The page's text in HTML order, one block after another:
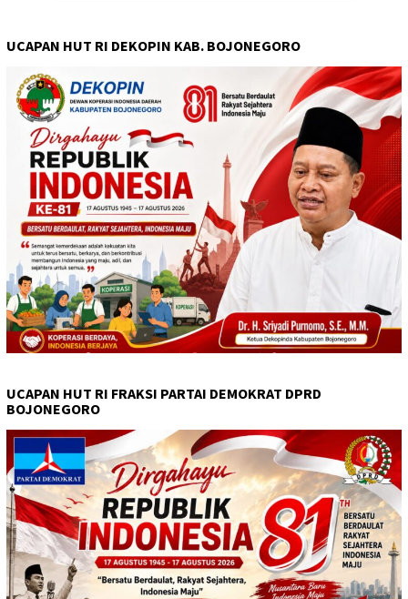
UCAPAN HUT RI DEKOPIN KAB. BOJONEGORO
UCAPAN HUT RI FRAKSI PARTAI DEMOKRAT DPRD
BOJONEGORO